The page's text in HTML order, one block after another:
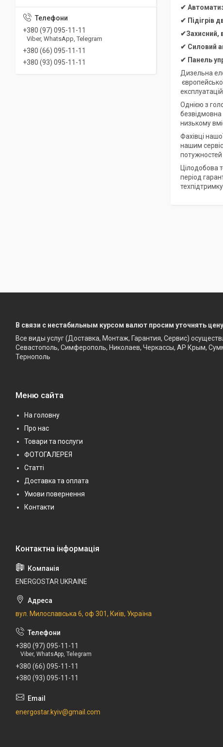
✔ Автомати
✔ Підігрів
✔Захисний,
✔ Силовий
✔ Панель
Дизельна
Однією з
безвідмовна
низькому
Фахівці
нашим
Цілодобова
період
техпідтримку.
+380 (97) 095-11-11
Viber, WhatsApp, Telegram
+380 (66) 095-11-11
+380 (93) 095-11-11
В связи с нестабильным курсом валют просим уточнять
Все виды услуг (Доставка, Монтаж, Гарантия, Сервис)
Севастополь, Симферополь, Николаев, Черкассы, АР Крым,
Тернополь
Меню сайта
На головну
Про нас
Товари та послуги
ФОТОГАЛЕРЕЯ
Статті
Доставка та оплата
Умови повернення
Контакти
ENERGOSTAR UKRAINE
вул. Милославська 6, оф 301, Київ, Україна
+380 (97) 095-11-11
Viber, WhatsApp, Telegram
+380 (66) 095-11-11
+380 (93) 095-11-11
energostar.kyiv@gmail.com